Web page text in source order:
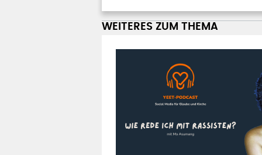
WEITERES ZUM THEMA